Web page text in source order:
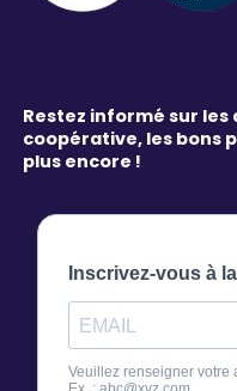
Restez informé sur les
coopérative, les bons
plus encore !